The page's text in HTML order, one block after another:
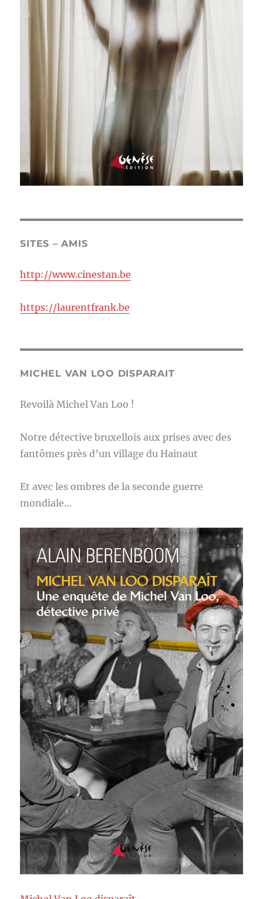
SITES – AMIS
http://www.cinestan.be
https://laurentfrank.be
MICHEL VAN LOO DISPARAIT
Revoilà Michel Van Loo !
Notre détective bruxellois aux prises avec des
fantômes près d’un village du Hainaut
Et avec les ombres de la seconde guerre
mondiale…